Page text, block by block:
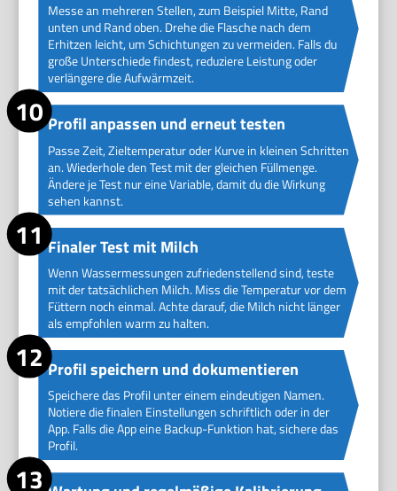
Messe an mehreren Stellen, zum Beispiel Mitte, Rand
unten und Rand oben. Drehe die Flasche nach dem
Erhitzen leicht, um Schichtungen zu vermeiden. Falls du
große Unterschiede findest, reduziere Leistung oder
verlängere die Aufwärmzeit.
Profil anpassen und erneut testen
Passe Zeit, Zieltemperatur oder Kurve in kleinen Schritten
an. Wiederhole den Test mit der gleichen Füllmenge.
Ändere je Test nur eine Variable, damit du die Wirkung
sehen kannst.
Finaler Test mit Milch
Wenn Wassermessungen zufriedenstellend sind, teste
mit der tatsächlichen Milch. Miss die Temperatur vor dem
Füttern noch einmal. Achte darauf, die Milch nicht länger
als empfohlen warm zu halten.
Profil speichern und dokumentieren
Speichere das Profil unter einem eindeutigen Namen.
Notiere die finalen Einstellungen schriftlich oder in der
App. Falls die App eine Backup-Funktion hat, sichere das
Profil.